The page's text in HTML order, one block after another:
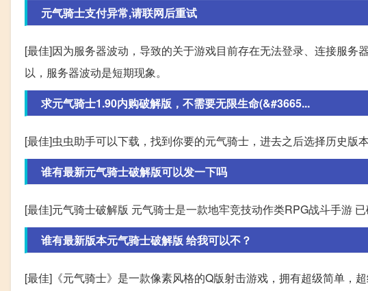
元气骑士支付异常,请联网后重试
[最佳]因为服务器波动，导致的关于游戏目前存在无法登录、连接服
以，服务器波动是短期现象。
求元气骑士1.90内购破解版，不需要无限生命(&#3665...
[最佳]虫虫助手可以下载，找到你要的元气骑士，进去之后选择历史版
谁有最新元气骑士破解版可以发一下吗
[最佳]元气骑士破解版 元气骑士是一款地牢竞技动作类RPG战斗手游
谁有最新版本元气骑士破解版 给我可以不？
[最佳]《元气骑士》是一款像素风格的Q版射击游戏，拥有超级简单，